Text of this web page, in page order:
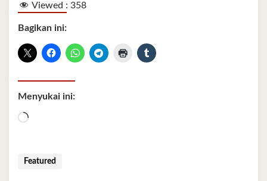
Viewed : 358
Bagikan ini:
Menyukai ini:
Memuat...
Featured